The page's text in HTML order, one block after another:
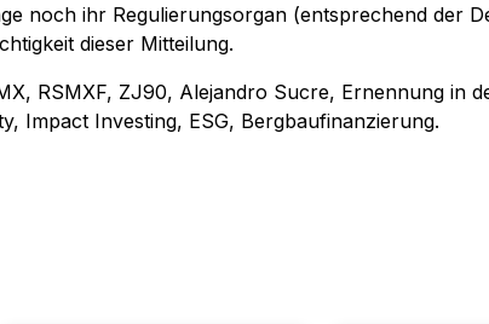
noch ihr Regulierungsorgan (entsprechend der
dieser Mitteilung.
RSMXF, ZJ90, Alejandro Sucre, Ernennung
Impact Investing, ESG, Bergbaufinanzierung.